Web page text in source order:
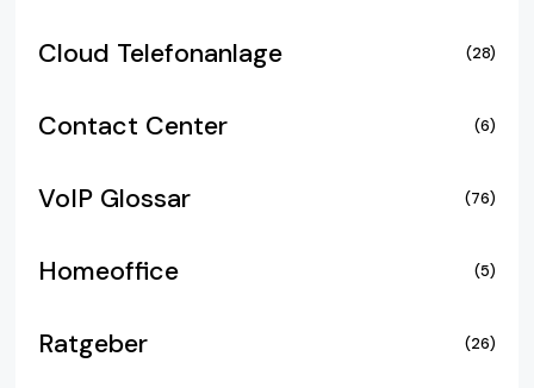
Cloud Telefonanlage (28)
Contact Center (6)
VoIP Glossar (76)
Homeoffice (5)
Ratgeber (26)